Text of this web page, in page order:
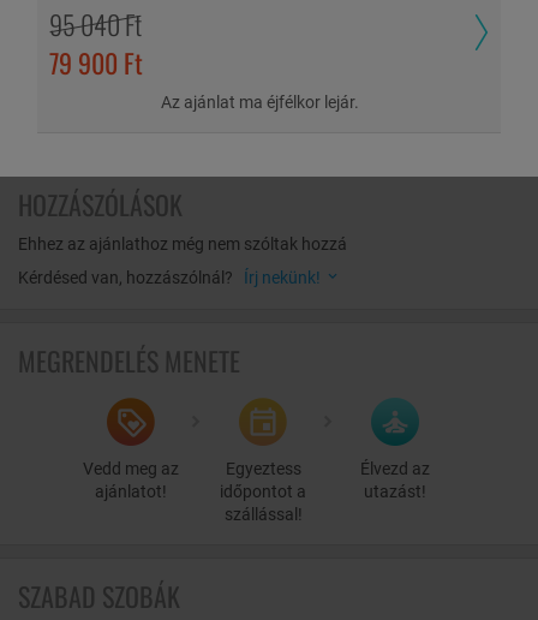
NTAK regisztrációs szám: EG23058587
vel, síkképernyős TV-vel, hűtővel felszereltek.
NTAK regisztrációs szám: EG23058590
a Bükk-hegység lankái között terül el, egyedülálló
természeti adottságainak köszönhetően az ország egyik
az erdők csendjét, a patakok zúgását. A Bükki Nemzeti Park
területén gyalogos sétával, kerékpárral vagy kisvasúttal járható
végig a Szalajka-völgy, gyönyörködhetnek a Fátyol-vízesésben és a
kristálytiszta forrásokban, megtekinthetik a híres lipicai ménest és a
pisztrángos tavakat. Természeti szépsége mellett megismerhetjük a
falu történelmi múltját és kultúráját is. A település gasztronómiai
csodákkal is szolgál, gondoljunk csak a pisztrángra, amely akár
sütve, akár füstölve is fenséges étek, de ne hagyják ki a
Megnézem az útvonalat
HOZZÁSZÓLÁSOK
Ehhez az ajánlathoz még nem szóltak hozzá
Kérdésed van, hozzászólnál?
Írj nekünk!
MEGRENDELÉS MENETE
Vedd meg az
ajánlatot!
Egyeztess
időpontot a
szállással!
Élvezd az
utazást!
SZABAD SZOBÁK
95 040 Ft
79 900 Ft
Az ajánlat ma éjfélkor lejár.